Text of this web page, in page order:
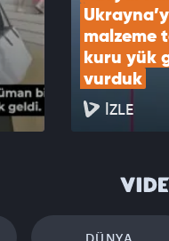
malzeme
kuru yük
vurduk
İZLE